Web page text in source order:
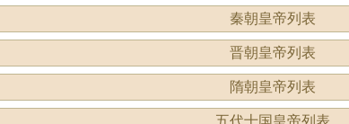
秦朝皇帝列表
晋朝皇帝列表
隋朝皇帝列表
五代十国皇帝列表